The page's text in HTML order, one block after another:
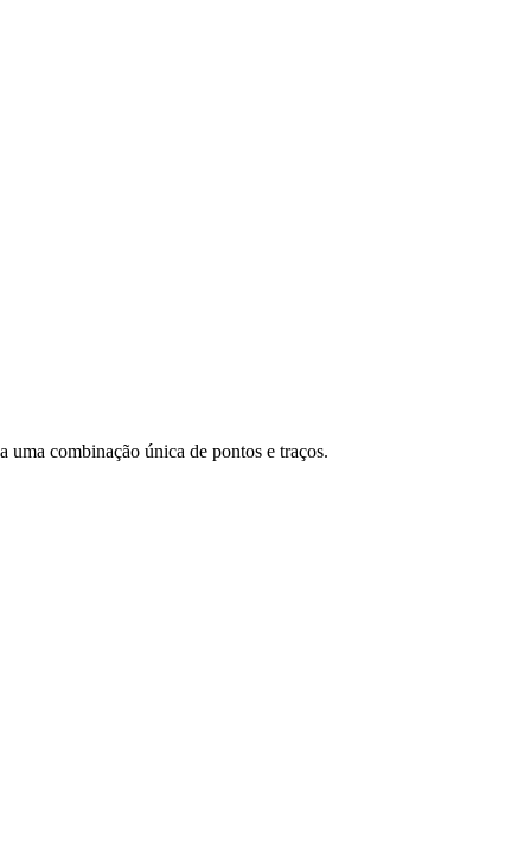
uma combinação única de pontos e traços.